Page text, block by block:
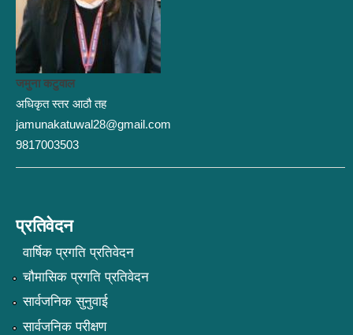
जमुना कटुवाल
अधिकृत स्तर आठौ तह
jamunakatuwal28@gmail.com
9817003503
प्रतिवेदन
वार्षिक प्रगति प्रतिवेदन
चौमासिक प्रगति प्रतिवेदन
सार्वजनिक सुनुवाई
सार्वजनिक परीक्षण